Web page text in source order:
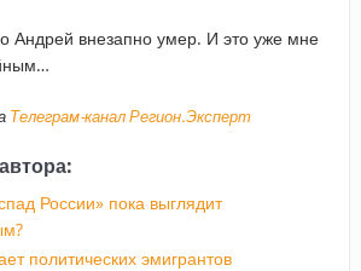
Андрей внезапно умер. И это уже мне
Телеграм-канал Регион.Эксперт
России» пока выглядит
политических эмигрантов